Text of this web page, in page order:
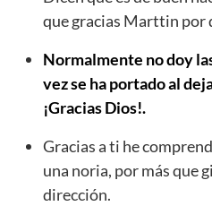
que gracias Marttin por
Normalmente no doy
vez se ha portado al
¡Gracias Dios!.
Gracias a ti he
una noria, por más que
dirección.